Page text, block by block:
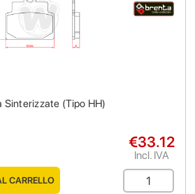
Sinterizzate (Tipo HH)
€33.12
Incl. IVA
CARRELLO